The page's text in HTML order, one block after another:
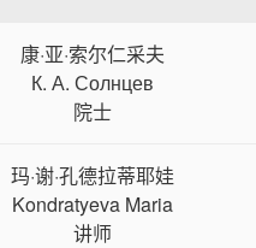
康·亚·索尔仁采夫
К. А. Солнцев
院士
玛·谢·孔德拉蒂耶娃
Kondratyeva Maria
讲师